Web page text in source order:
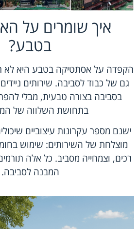
איך שומרים על
בטבע?
הקפדה על אסתטיקה בטבע היא לא
גם של כבוד לסביבה. שירותים
בסביבה בצורה טבעית, מבלי
בתחושת השלווה של
ישנם מספר עקרונות עיצוביים
מוצלחת של השירותים: שימוש
רכים, וצמחייה מסביב. כל אלה
המבנה לסביבה.